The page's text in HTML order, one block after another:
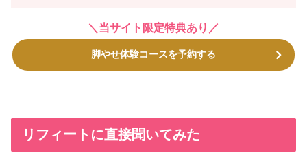
＼当サイト限定特典あり／
脚やせ体験コースを予約する
リフィートに直接聞いてみた